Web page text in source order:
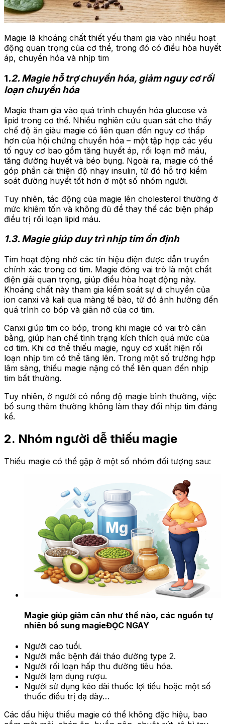
Magie là khoáng chất thiết yếu tham gia vào nhiều hoạt
động quan trọng của cơ thể, trong đó có điều hòa huyết
áp, chuyển hóa và nhịp tim
1.2. Magie hỗ trợ chuyển hóa, giảm nguy cơ rối
loạn chuyển hóa
Magie tham gia vào quá trình chuyển hóa glucose và
lipid trong cơ thể. Nhiều nghiên cứu quan sát cho thấy
chế độ ăn giàu magie có liên quan đến nguy cơ thấp
hơn của hội chứng chuyển hóa – một tập hợp các yếu
tố nguy cơ bao gồm tăng huyết áp, rối loạn mỡ máu,
tăng đường huyết và béo bụng. Ngoài ra, magie có thể
góp phần cải thiện độ nhạy insulin, từ đó hỗ trợ kiểm
soát đường huyết tốt hơn ở một số nhóm người.
Tuy nhiên, tác động của magie lên cholesterol thường ở
mức khiêm tốn và không đủ để thay thế các biện pháp
điều trị rối loạn lipid máu.
1.3. Magie giúp duy trì nhịp tim ổn định
Tim hoạt động nhờ các tín hiệu điện được dẫn truyền
chính xác trong cơ tim. Magie đóng vai trò là một chất
điện giải quan trọng, giúp điều hòa hoạt động này.
Khoáng chất này tham gia kiểm soát sự di chuyển của
ion canxi và kali qua màng tế bào, từ đó ảnh hưởng đến
quá trình co bóp và giãn nở của cơ tim.
Canxi giúp tim co bóp, trong khi magie có vai trò cân
bằng, giúp hạn chế tình trạng kích thích quá mức của
cơ tim. Khi cơ thể thiếu magie, nguy cơ xuất hiện rối
loạn nhịp tim có thể tăng lên. Trong một số trường hợp
lâm sàng, thiếu magie nặng có thể liên quan đến nhịp
tim bất thường.
Tuy nhiên, ở người có nồng độ magie bình thường, việc
bổ sung thêm thường không làm thay đổi nhịp tim đáng
kể.
2. Nhóm người dễ thiếu magie
Thiếu magie có thể gặp ở một số nhóm đối tượng sau:
Magie giúp giảm cân như thế nào, các nguồn tự
nhiên bổ sung magieĐỌC NGAY
Người cao tuổi.
Người mắc bệnh đái tháo đường type 2.
Người rối loạn hấp thu đường tiêu hóa.
Người lạm dụng rượu.
Người sử dụng kéo dài thuốc lợi tiểu hoặc một số
thuốc điều trị dạ dày…
Các dấu hiệu thiếu magie có thể không đặc hiệu, bao